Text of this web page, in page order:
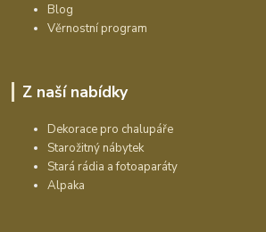
Blog
Věrnostní program
Z naší nabídky
Dekorace pro chalupáře
Starožitný nábytek
Stará rádia a fotoaparáty
Alpaka